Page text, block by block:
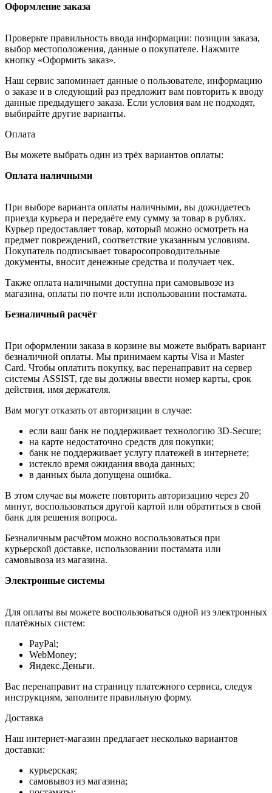
Оформление заказа
Проверьте правильность ввода информации: позиции заказа,
выбор местоположения, данные о покупателе. Нажмите
кнопку «Оформить заказ».
Наш сервис запоминает данные о пользователе, информацию
о заказе и в следующий раз предложит вам повторить к вводу
данные предыдущего заказа. Если условия вам не подходят,
выбирайте другие варианты.
Оплата
Вы можете выбрать один из трёх вариантов оплаты:
Оплата наличными
При выборе варианта оплаты наличными, вы дожидаетесь
приезда курьера и передаёте ему сумму за товар в рублях.
Курьер предоставляет товар, который можно осмотреть на
предмет повреждений, соответствие указанным условиям.
Покупатель подписывает товаросопроводительные
документы, вносит денежные средства и получает чек.
Также оплата наличными доступна при самовывозе из
магазина, оплаты по почте или использовании постамата.
Безналичный расчёт
При оформлении заказа в корзине вы можете выбрать вариант
безналичной оплаты. Мы принимаем карты Visa и Master
Card. Чтобы оплатить покупку, вас перенаправит на сервер
системы ASSIST, где вы должны ввести номер карты, срок
действия, имя держателя.
Вам могут отказать от авторизации в случае:
если ваш банк не поддерживает технологию 3D-Secure;
на карте недостаточно средств для покупки;
банк не поддерживает услугу платежей в интернете;
истекло время ожидания ввода данных;
в данных была допущена ошибка.
В этом случае вы можете повторить авторизацию через 20
минут, воспользоваться другой картой или обратиться в свой
банк для решения вопроса.
Безналичным расчётом можно воспользоваться при
курьерской доставке, использовании постамата или
самовывоза из магазина.
Электронные системы
Для оплаты вы можете воспользоваться одной из электронных
платёжных систем:
PayPal;
WebMoney;
Яндекс.Деньги.
Вас перенаправит на страницу платежного сервиса, следуя
инструкциям, заполните правильную форму.
Доставка
Наш интернет-магазин предлагает несколько вариантов
доставки:
курьерская;
самовывоз из магазина;